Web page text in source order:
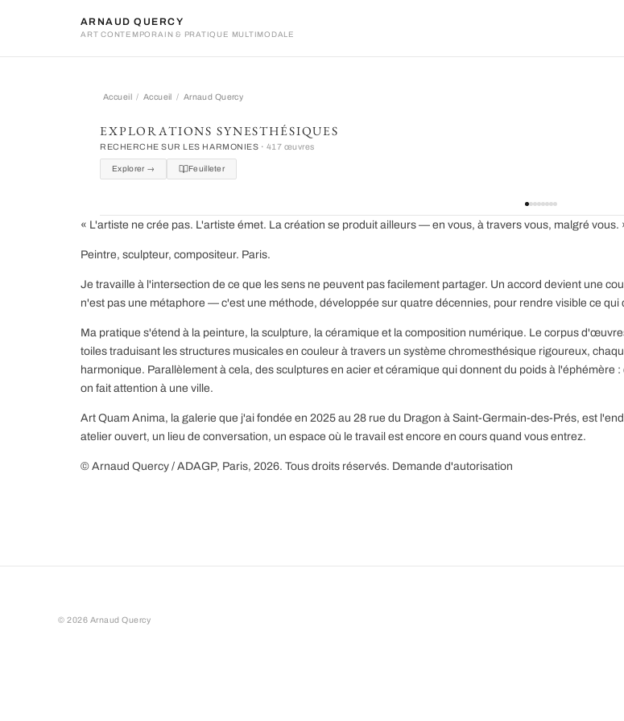
ARNAUD QUERCY
ART CONTEMPORAIN & PRATIQUE MULTIMODALE
Accueil Accueil Arnaud Quercy
Arnaud Quercy
EXPLORATIONS SYNESTHÉSIQUES
RECHERCHE SUR LES HARMONIES · 417 œuvres
Explorer → Feuilleter
« L'artiste ne crée pas. L'artiste émet. La création se produit ailleurs — en vous, à travers vous, malgré
Peintre, sculpteur, compositeur. Paris.
Je travaille à l'intersection de ce que les sens ne peuvent pas facilement partager. Un accord devient une
n'est pas une métaphore — c'est une méthode, développée sur quatre décennies, pour rendre visible ce qui
Ma pratique s'étend à la peinture, la sculpture, la céramique et la composition numérique. Le corpus
toiles traduisant les structures musicales en couleur à travers un système chromesthésique rigoureux,
harmonique. Parallèlement à cela, des sculptures en acier et céramique qui donnent du poids à
on fait attention à une ville.
Art Quam Anima, la galerie que j'ai fondée en 2025 au 28 rue du Dragon à Saint-Germain-des-Prés, est
atelier ouvert, un lieu de conversation, un espace où le travail est encore en cours quand vous entrez.
© Arnaud Quercy / ADAGP, Paris, 2026. Tous droits réservés. Demande d'autorisation
©2026 Arnaud Quercy